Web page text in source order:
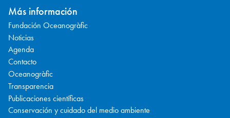
Más información
Fundación Oceanogràfic
Noticias
Agenda
Contacto
Oceanogràfic
Transparencia
Publicaciones científicas
Conservación y cuidado del medio ambiente